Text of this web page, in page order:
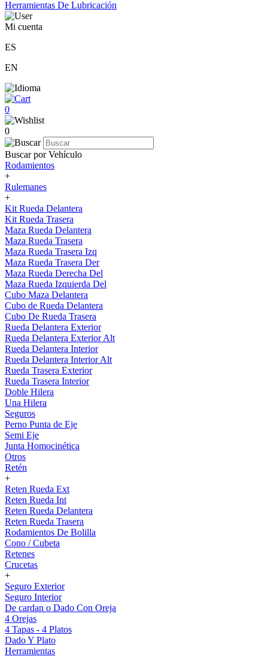
Herramientas De Lubricación
Mi cuenta
ES
EN
0
0
Buscar por Vehículo
Rodamientos
+
Rulemanes
+
Kit Rueda Delantera
Kit Rueda Trasera
Maza Rueda Delantera
Maza Rueda Trasera
Maza Rueda Trasera Izq
Maza Rueda Trasera Der
Maza Rueda Derecha Del
Maza Rueda Izquierda Del
Cubo Maza Delantera
Cubo de Rueda Delantera
Cubo De Rueda Trasera
Rueda Delantera Exterior
Rueda Delantera Exterior Alt
Rueda Delantera Interior
Rueda Delantera Interior Alt
Rueda Trasera Exterior
Rueda Trasera Interior
Doble Hilera
Una Hilera
Seguros
Perno Punta de Eje
Semi Eje
Junta Homocinética
Otros
Retén
+
Reten Rueda Ext
Reten Rueda Int
Reten Rueda Delantera
Reten Rueda Trasera
Rodamientos De Bolilla
Cono / Cubeta
Retenes
Crucetas
+
Seguro Exterior
Seguro Interior
De cardan o Dado Con Oreja
4 Orejas
4 Tapas - 4 Platos
Dado Y Plato
Herramientas